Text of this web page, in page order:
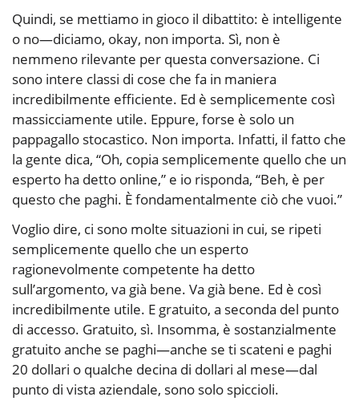
Quindi, se mettiamo in gioco il dibattito: è intelligente
o no—diciamo, okay, non importa. Sì, non è
nemmeno rilevante per questa conversazione. Ci
sono intere classi di cose che fa in maniera
incredibilmente efficiente. Ed è semplicemente così
massicciamente utile. Eppure, forse è solo un
pappagallo stocastico. Non importa. Infatti, il fatto che
la gente dica, “Oh, copia semplicemente quello che un
esperto ha detto online,” e io risponda, “Beh, è per
questo che paghi. È fondamentalmente ciò che vuoi.”
Voglio dire, ci sono molte situazioni in cui, se ripeti
semplicemente quello che un esperto
ragionevolmente competente ha detto
sull’argomento, va già bene. Va già bene. Ed è così
incredibilmente utile. E gratuito, a seconda del punto
di accesso. Gratuito, sì. Insomma, è sostanzialmente
gratuito anche se paghi—anche se ti scateni e paghi
20 dollari o qualche decina di dollari al mese—dal
punto di vista aziendale, sono solo spiccioli.